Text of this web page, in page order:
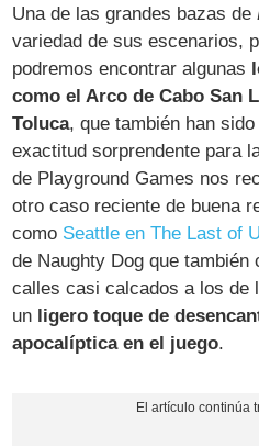
Una de las grandes bazas de
variedad de sus escenarios,
podremos encontrar algunas
como el Arco de Cabo San
Toluca, que también han
exactitud sorprendente para
de Playground Games nos
otro caso reciente de buena
como Seattle en The Last of
de Naughty Dog que
calles casi calcados a los de
un ligero toque de
apocalíptica en el juego.